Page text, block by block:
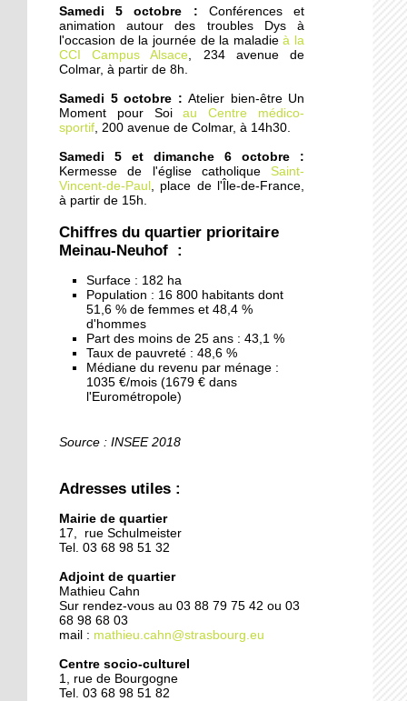
L'AS Corona Boxe
continue de grandir
30 septembre 2019
Tir sportif : le RCS
présente ses nouvelles
cibles électroniques
27 septembre 2019
Chicago à la Meinau
Un nouveau plan pour la
Canardière
25 septembre 2019
Le CSC recrute un
animateur
25 septembre 2019
Mathieu Cahn candidat
24 septembre 2019
Le stade et la labellisation
éducative du quartier sur
la table du conseil
municipal
Samedi 5 octobre : Conférences et
animation autour des troubles Dys à
l'occasion de la journée de la maladieà la
CCI Campus Alsace, 234 avenue de
Colmar, à partir de 8h.
Samedi 5 octobre : Atelier bien-être Un
Moment pour Soiau Centre médico-
sportif, 200 avenue de Colmar, à 14h30.
Samedi 5 et dimanche 6 octobre :
Kermesse de l'église catholique Saint-
Vincent-de-Paul , place de l'Île-de-France,
à partir de 15h.
Chiffres du quartier prioritaire
Meinau-Neuhof :
Surface : 182 ha
Population : 16 800 habitants dont
51,6 % de femmes et 48,4 %
d'hommes
Part des moins de 25 ans : 43,1 %
Taux de pauvreté : 48,6 %
Médiane du revenu par ménage :
1035 €/mois (1679 € dans
l'Eurométropole)
Source : INSEE 2018
Adresses utiles :
Mairie de quartier
17, rue Schulmeister
Tel. 03 68 98 51 32
Adjoint de quartier
Mathieu Cahn
Sur rendez-vous au 03 88 79 75 42 ou 03
68 98 68 03
mail : mathieu.cahn@strasbourg.eu
Centre socio-culturel
1, rue de Bourgogne
Tel. 03 68 98 51 82